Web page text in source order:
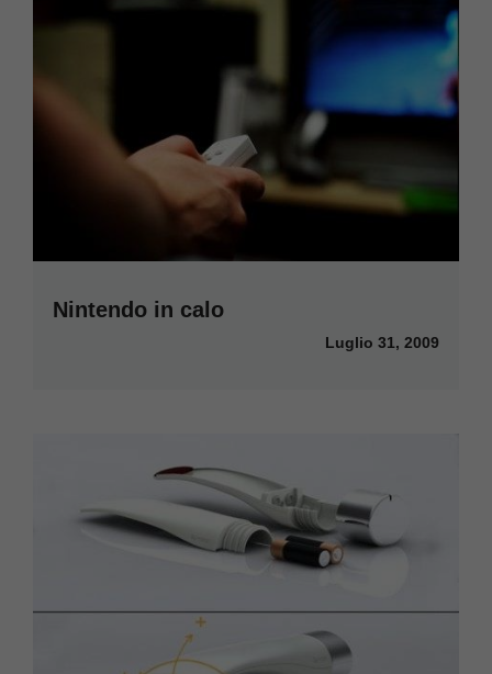
Nintendo in calo
Luglio 31, 2009